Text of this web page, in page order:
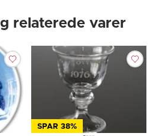
relaterede varer
SPAR 38%